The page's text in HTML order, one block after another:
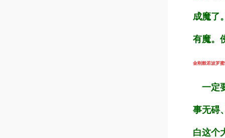
成魔了
有魔。
金刚般若波罗
一定
事无碍
白这个